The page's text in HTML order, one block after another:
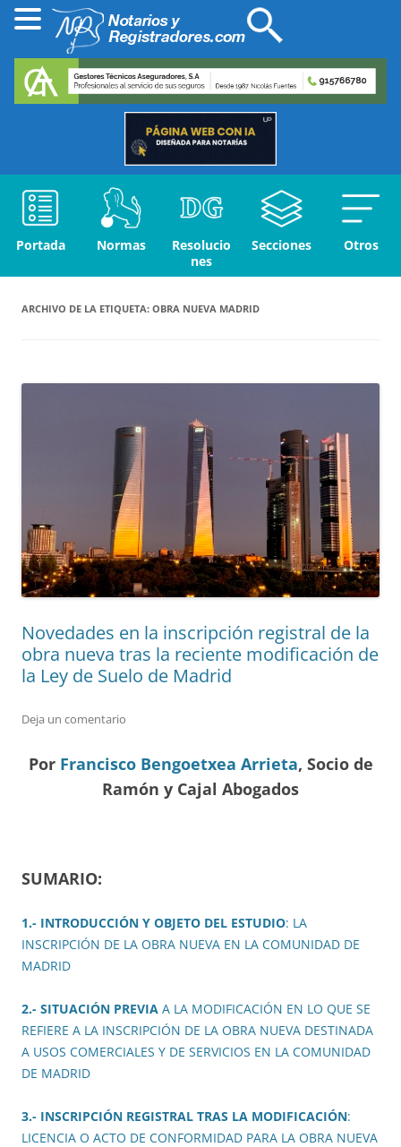
Portada Normas
Resolucio
nes
Secciones Otros
ARCHIVO DE LA ETIQUETA: OBRA NUEVA MADRID
Novedades en la inscripción registral de la
obra nueva tras la reciente modificación de
la Ley de Suelo de Madrid
Deja un comentario
Por Francisco Bengoetxea Arrieta, Socio de
Ramón y Cajal Abogados
SUMARIO:
1.- INTRODUCCIÓN Y OBJETO DEL ESTUDIO: LA
INSCRIPCIÓN DE LA OBRA NUEVA EN LA COMUNIDAD DE
MADRID
2.- SITUACIÓN PREVIA A LA MODIFICACIÓN EN LO QUE SE
REFIERE A LA INSCRIPCIÓN DE LA OBRA NUEVA DESTINADA
A USOS COMERCIALES Y DE SERVICIOS EN LA COMUNIDAD
DE MADRID
3.- INSCRIPCIÓN REGISTRAL TRAS LA MODIFICACIÓN:
LICENCIA O ACTO DE CONFORMIDAD PARA LA OBRA NUEVA